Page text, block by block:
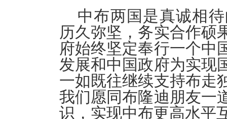
中布两国是真诚相
历久弥坚，务实合作硕
府始终坚定奉行一个中
发展和中国政府为实现
一如既往继续支持布走
我们愿同布隆迪朋友一
识，实现中布更高水平